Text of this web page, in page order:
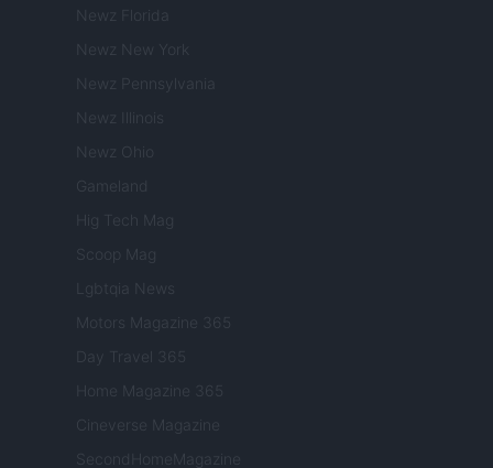
Newz Florida
Newz New York
Newz Pennsylvania
Newz Illinois
Newz Ohio
Gameland
Hig Tech Mag
Scoop Mag
Lgbtqia News
Motors Magazine 365
Day Travel 365
Home Magazine 365
Cineverse Magazine
SecondHomeMagazine